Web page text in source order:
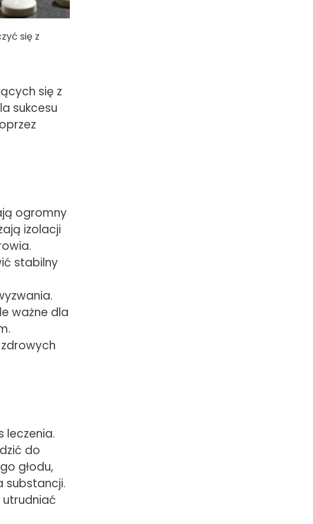
się z
się z
sukcesu
ogromny
izolacji
stabilny
ważne dla
leczenia.
do
głodu,
substancji.
utrudniać